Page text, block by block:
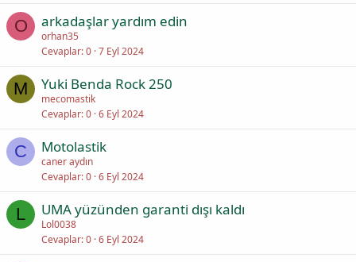
O arkadaşlar yardım edin
orhan35
Cevaplar 0 7 Eyl 2024
M Yuki Benda Rock 250
mecomastik
Cevaplar 0 6 Eyl 2024
C Motolastik
caner aydın
Cevaplar 0 6 Eyl 2024
L UMA yüzünden garanti dışı kaldı
Lol0038
Cevaplar 0 6 Eyl 2024